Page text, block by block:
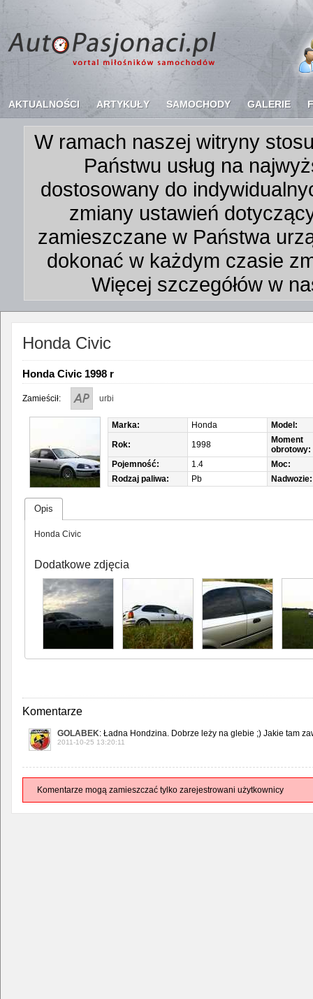
AKTUALNOŚCI ARTYKUŁY SAMOCHODY GALERIE
W ramach naszej witryny
Państwu usług na
dostosowany do
zmiany ustawień
zamieszczane w Państwa
dokonać w każdym czasie
Więcej szczegółów w
Honda Civic
Honda Civic 1998 r
Zamieścił: urbi
Marka: Honda
Model:
Rok:
1998
Moment
obrotowy:
Pojemność:
1.4
Moc:
Rodzaj paliwa:
Pb Nadwozie:
Opis
Honda Civic
Dodatkowe zdjęcia
Komentarze
GOLABEK: Ładna Hondzina. Dobrze leży na glebie ;) Jakie tam
2011-10-25 13:20:11
Komentarze mogą zamieszczać tylko zarejestrowani użytkownicy